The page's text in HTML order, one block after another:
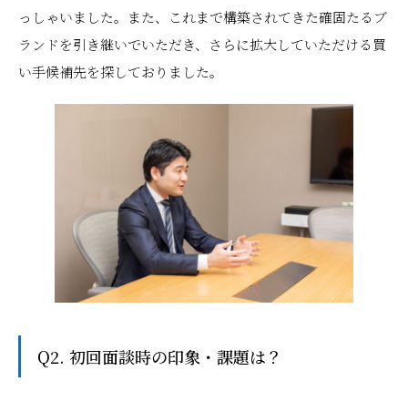
っしゃいました。また、これまで構築されてきた確固たるブ
ランドを引き継いでいただき、さらに拡大していただける買
い手候補先を探しておりました。
Q2. 初回面談時の印象・課題は？